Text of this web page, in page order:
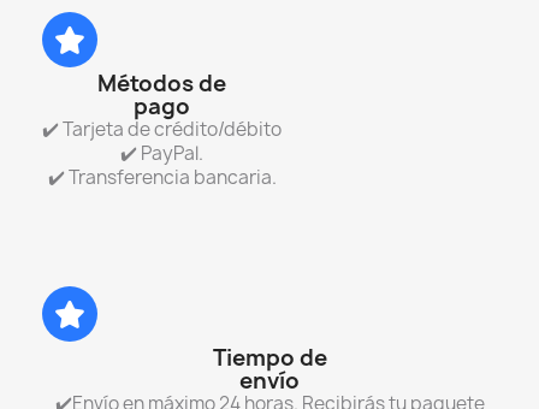
Métodos de
pago
✔️ Tarjeta de crédito/débito
✔️ PayPal.
✔️ Transferencia bancaria.
Tiempo de
envío
✔️Envío en máximo 24 horas. Recibirás tu paquete